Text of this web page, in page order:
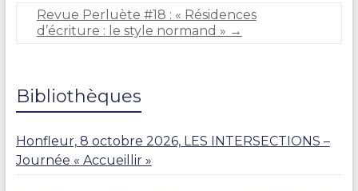
R
Revue Perluète #18 : « Résidences
d’écriture : le style normand » →
Bibliothèques
Honfleur, 8 octobre 2026, LES INTERSECTIONS –
Journée « Accueillir »